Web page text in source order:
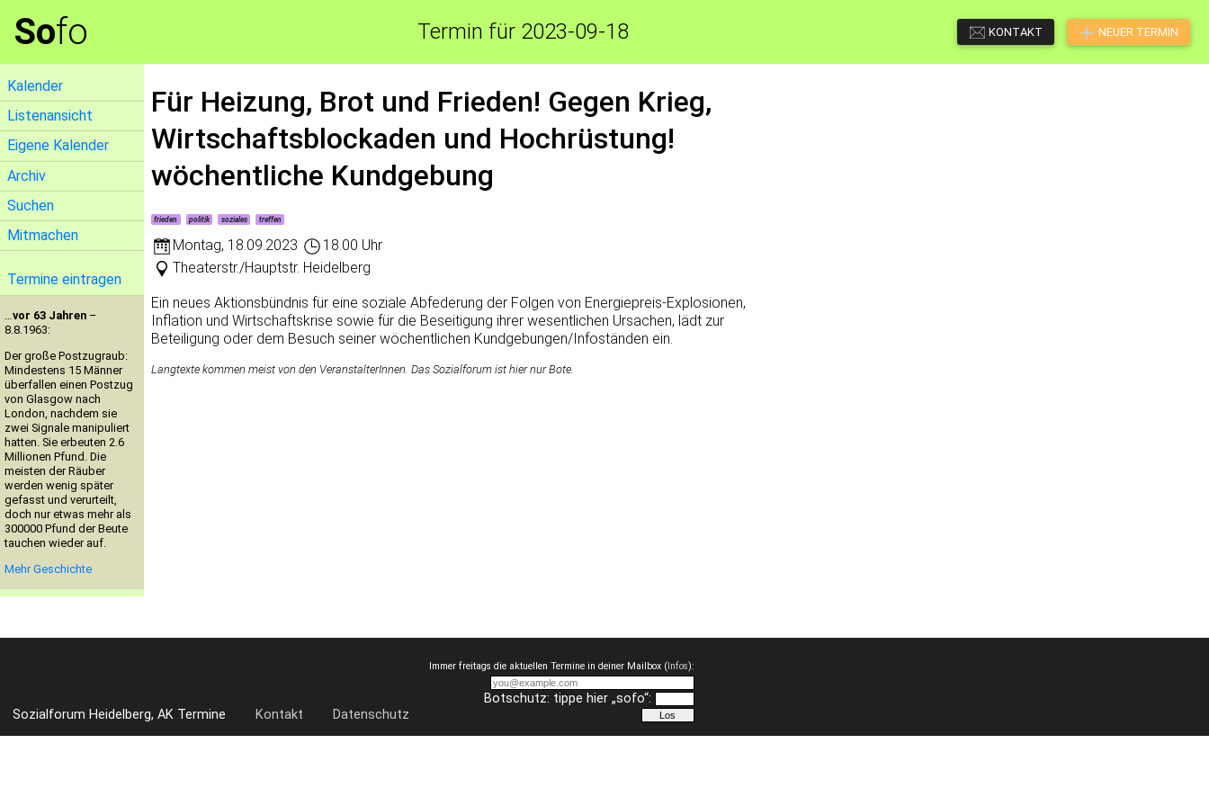
Sofo Termin für 2023-09-18 KONTAKT NEUER TERMIN
Kalender
Listenansicht
Eigene Kalender
Archiv
Suchen
Mitmachen
Termine eintragen
…vor 63 Jahren –
8.8.1963:
Der große Postzugraub:
Mindestens 15 Männer
überfallen einen Postzug
von Glasgow nach
London, nachdem sie
zwei Signale manipuliert
hatten. Sie erbeuten 2.6
Millionen Pfund. Die
meisten der Räuber
werden wenig später
gefasst und verurteilt,
doch nur etwas mehr als
300000 Pfund der Beute
tauchen wieder auf.
Mehr Geschichte
Für Heizung, Brot und Frieden! Gegen Krieg,
Wirtschaftsblockaden und Hochrüstung!
wöchentliche Kundgebung
frieden politik soziales treffen
Montag, 18.09.2023
18.00 Uhr
Theaterstr./Hauptstr. Heidelberg
Ein neues Aktionsbündnis für eine soziale Abfederung der Folgen von Energiepreis-Explosionen,
Inflation und Wirtschaftskrise sowie für die Beseitigung ihrer wesentlichen Ursachen, lädt zur
Beteiligung oder dem Besuch seiner wöchentlichen Kundgebungen/Infoständen ein.
Langtexte kommen meist von den VeranstalterInnen. Das Sozialforum ist hier nur Bote.
Sozialforum Heidelberg, AK Termine Kontakt Datenschutz
Immer freitags die aktuellen Termine in deiner Mailbox (Infos):
Botschutz: tippe hier „sofo“: